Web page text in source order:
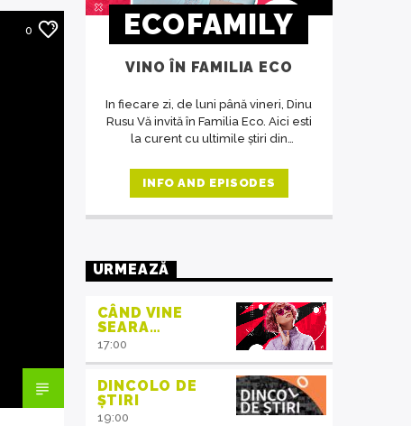
0 ECOFAMILY
VINO ÎN FAMILIA ECO
In fiecare zi, de luni până vineri, Dinu
Rusu Vă invită în Familia Eco. Aici esti
la curent cu ultimile știri din
cadrul interviurilor de la ora 14,
invitații emisiunii ne crează acea
INFO AND EPISODES
URMEAZĂ
CÂND VINE
SEARA…
17:00
DINCOLO DE
ȘTIRI
19:00